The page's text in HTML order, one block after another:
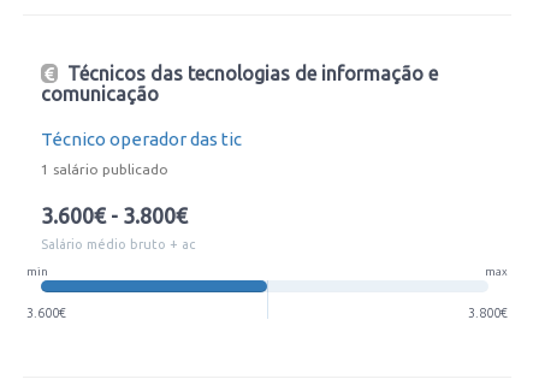
Técnicos das tecnologias de informação e
comunicação
Técnico operador das tic
1 salário publicado
3.600€ - 3.800€
Salário médio bruto + ac
min max
3.600€ 3.800€